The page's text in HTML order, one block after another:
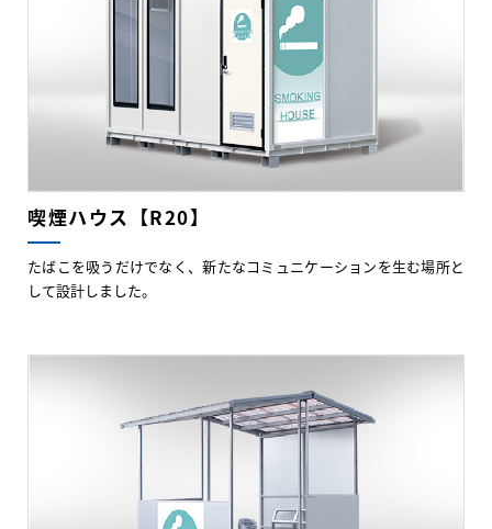
喫煙ハウス【R20】
たばこを吸うだけでなく、新たなコミュニケーションを生む場所と
して設計しました。